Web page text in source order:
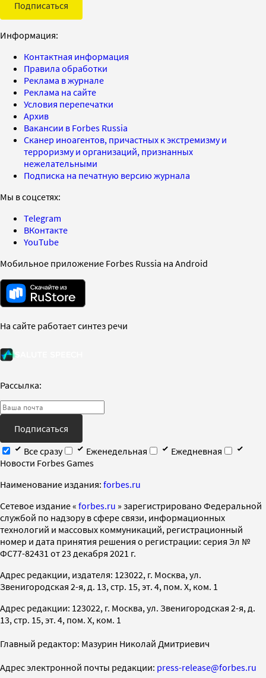
Подписаться
Информация:
Контактная информация
Правила обработки
Реклама в журнале
Реклама на сайте
Условия перепечатки
Архив
Вакансии в Forbes Russia
Сканер иноагентов, причастных к экстремизму и
терроризму и организаций, признанных
нежелательными
Подписка на печатную версию журнала
Мы в соцсетях:
Telegram
ВКонтакте
YouTube
Мобильное приложение Forbes Russia на Android
На сайте работает синтез речи
Рассылка:
Подписаться
Все сразу
Еженедельная
Ежедневная
Новости Forbes Games
Наименование издания: forbes.ru
Cетевое издание « forbes.ru » зарегистрировано Федеральной
службой по надзору в сфере связи, информационных
технологий и массовых коммуникаций, регистрационный
номер и дата принятия решения о регистрации: серия Эл №
ФС77-82431 от 23 декабря 2021 г.
Адрес редакции, издателя: 123022, г. Москва, ул.
Звенигородская 2-я, д. 13, стр. 15, эт. 4, пом. X, ком. 1
Адрес редакции: 123022, г. Москва, ул. Звенигородская 2-я, д.
13, стр. 15, эт. 4, пом. X, ком. 1
Главный редактор: Мазурин Николай Дмитриевич
Адрес электронной почты редакции: press-release@forbes.ru